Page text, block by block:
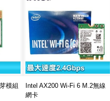
模組
Intel AX200 Wi-Fi 6 M.2無線
網卡